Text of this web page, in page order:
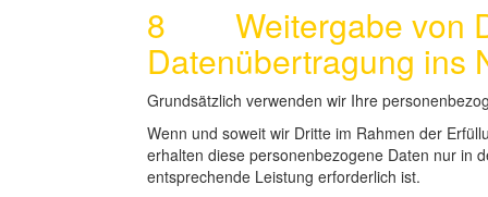
8 Weitergabe von
Datenübertragung ins
Grundsätzlich verwenden wir Ihre
Wenn und soweit wir Dritte im Rahmen der
erhalten diese personenbezogene Daten nur in
entsprechende Leistung erforderlich ist.